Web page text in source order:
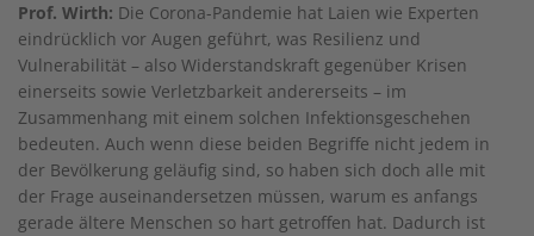
Prof. Wirth: Die Corona-Pandemie hat Laien wie Experten
eindrücklich vor Augen geführt, was Resilienz und
Vulnerabilität – also Widerstandskraft gegenüber Krisen
einerseits sowie Verletzbarkeit andererseits – im
Zusammenhang mit einem solchen Infektionsgeschehen
bedeuten. Auch wenn diese beiden Begriffe nicht jedem in
der Bevölkerung geläufig sind, so haben sich doch alle mit
der Frage auseinandersetzen müssen, warum es anfangs
gerade ältere Menschen so hart getroffen hat. Dadurch ist